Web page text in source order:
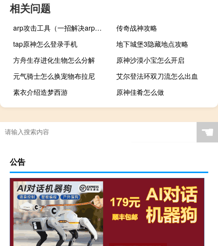
相关问题
arp攻击工具（一招解决arp攻击）
传奇战神攻略
tap原神怎么登录手机
地下城堡3隐藏地点攻略
方舟生存进化生物怎么分解
原神沙漠小宝怎么开启
元气骑士怎么换宠物布拉尼
艾尔登法环双刀流怎么出血
素衣介绍造梦西游
原神佳肴怎么做
☚
公告